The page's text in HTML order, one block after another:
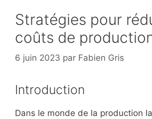
Stratégies pour
coûts de
6 juin 2023 par Fabien Gris
Introduction
Dans le monde de la production